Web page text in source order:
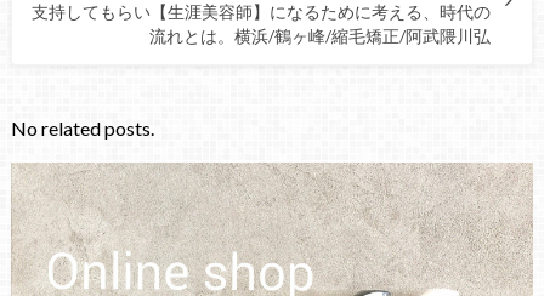
支持してもらい【生涯美容師】になるために考える、時代の
流れとは。横浜/鶴ヶ峰/縮毛矯正/阿武隈川弘
No related posts.